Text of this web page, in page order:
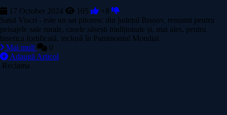
17 October 2024 105
+8
Satul Viscri - este un sat pitoresc din județul Brașov, renumit pentru
peisajele sale rurale, casele săsești tradiționale și, mai ales, pentru
biserica fortificată, inclusă în Patrimoniul Mondial
Mai mult
0
Adaugă Articol
Reclama